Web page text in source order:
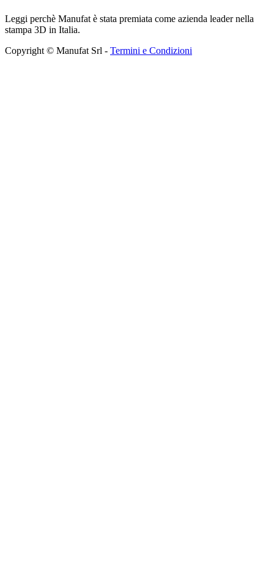
Leggi perchè Manufat è stata premiata come azienda leader nella
stampa 3D in Italia.
Copyright © Manufat Srl - Termini e Condizioni